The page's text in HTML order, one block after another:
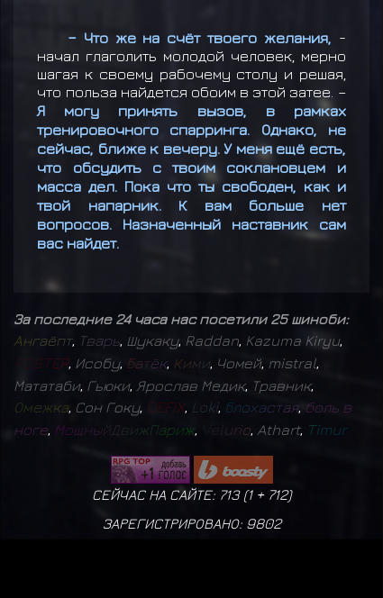
– Что же на счёт твоего желания, -
начал глаголить молодой человек, мерно
шагая к своему рабочему столу и решая,
что польза найдется обоим в этой затее. –
Я могу принять вызов, в рамках
тренировочного спарринга. Однако, не
сейчас, ближе к вечеру. У меня ещё есть,
что обсудить с твоим соклановцем и
масса дел. Пока что ты свободен, как и
твой напарник. К вам больше нет
вопросов. Назначенный наставник сам
вас найдет.
За последние 24 часа нас посетили 25 шиноби:
Ангаёпт, Тварь Шукаку, Raddan Kazuma Kiryu,
O STER, Исобу, Батёк, Кими Чомей, mistral
Мататаби, Гьюки, Ярослав Медик, Травник,
Омежка, Сон Гоку, DEFIX, L oki, Блохастая, боль в
ноге Мощный Д ижПариж, l urio Athart, Timur
СЕЙЧАС НА САЙТЕ: 713 (1+ 712)
ЗАРЕГИСТРИРОВАНО: 9802